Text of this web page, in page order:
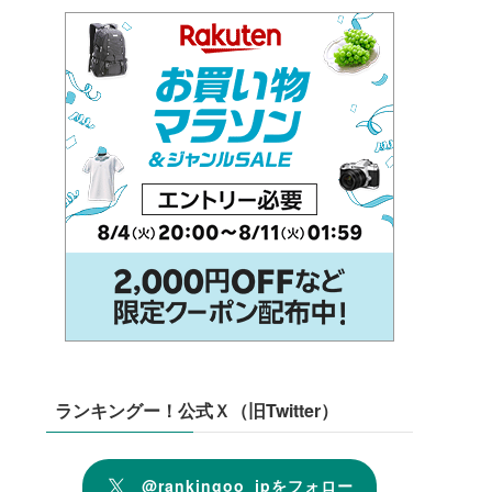
ランキングー！公式Ｘ（旧Twitter）
@rankingoo_jpをフォロー